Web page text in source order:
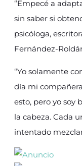
“Empecé a
sin saber si
psicóloga,
Fernández-
“Yo solamente
día mi
esto, pero yo soy
la cabeza. Cada
intentado